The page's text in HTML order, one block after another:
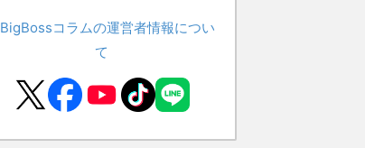
BigBossコラムの運営者情報につい
て